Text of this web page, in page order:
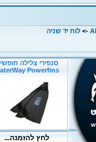
-> לוח יד שניה